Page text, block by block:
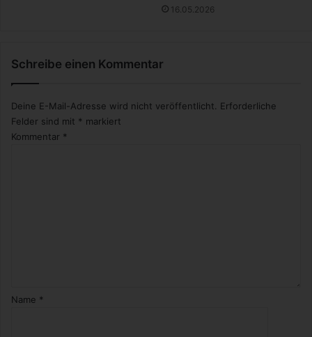
s
e
i
e
l
16.05.2026
Schreibe einen Kommentar
Deine E-Mail-Adresse wird nicht veröffentlicht. Erforderliche
Felder sind mit * markiert
Kommentar *
Name *